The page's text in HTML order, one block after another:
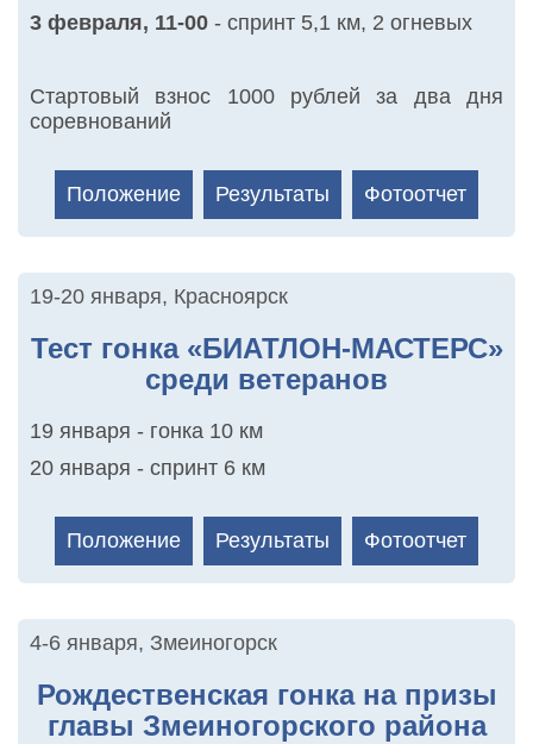
3 февраля, 11-00 - спринт 5,1 км, 2 огневых
Стартовый взнос 1000 рублей за два дня
соревнований
Положение Результаты Фотоотчет
19-20 января, Красноярск
Тест гонка «БИАТЛОН-МАСТЕРС»
среди ветеранов
19 января - гонка 10 км
20 января - спринт 6 км
Положение Результаты Фотоотчет
4-6 января, Змеиногорск
Рождественская гонка на призы
главы Змеиногорского района